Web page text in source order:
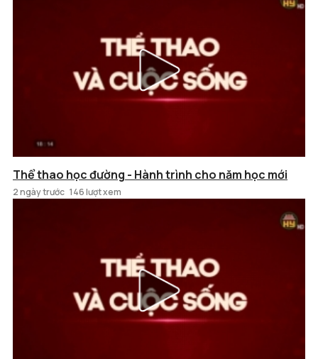
Thể thao học đường - Hành trình cho năm học mới
2 ngày trước 146 lượt xem